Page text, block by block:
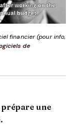
financier (pour info,
de
une